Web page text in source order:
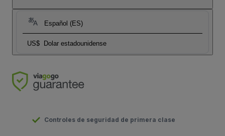
Español (ES)
US$ Dolar estadounidense
Controles de seguridad de primera clase